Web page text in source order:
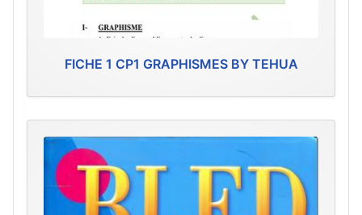
FICHE 1 CP1 GRAPHISMES BY TEHUA